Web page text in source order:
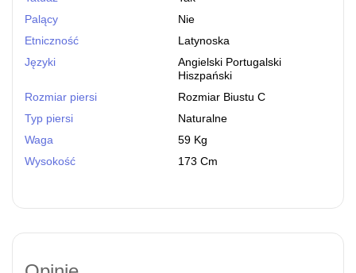
Palący
Nie
Etniczność
Latynoska
Języki
Angielski Portugalski
Hiszpański
Rozmiar piersi
Rozmiar Biustu C
Typ piersi
Naturalne
Waga
59 Kg
Wysokość
173 Cm